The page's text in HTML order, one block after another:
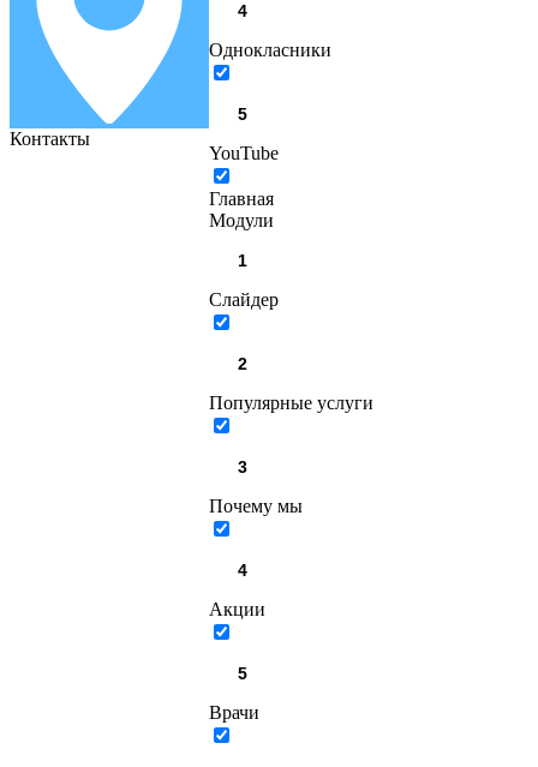
Контакты
Однокласники
YouTube
Главная
Модули
Слайдер
Популярные услуги
Почему мы
Акции
Врачи